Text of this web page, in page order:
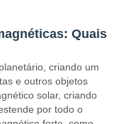
Quais
criando um
e outros objetos
solar, criando
por todo o